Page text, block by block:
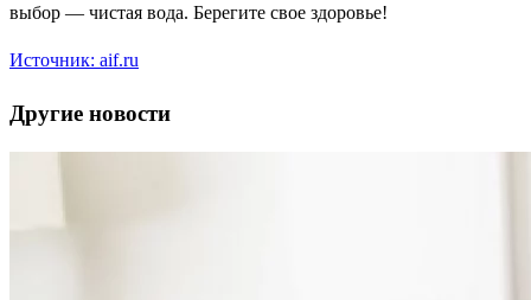
выбор — чистая вода. Берегите свое здоровье!
Источник: aif.ru
Другие новости